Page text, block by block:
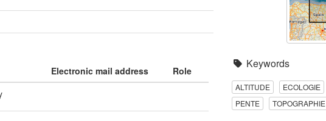
Electronic mail address
Role
Keywords
ALTITUDE ECOLOGIE
PENTE
TOPOGRAPHIE